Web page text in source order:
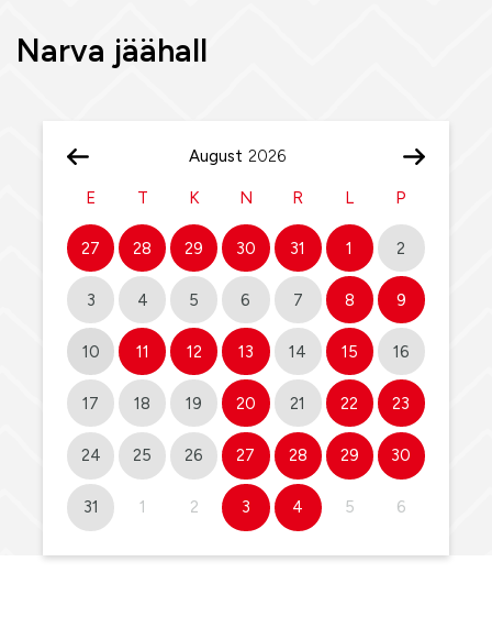
August
E T K N R L P
27 28 29 30 31 1 2
3 4 5 6 7 8 9
10 11 12 13 14 15 16
17 18 19 20 21 22 23
24 25 26 27 28 29 30
31 1 2 3 4 5 6
Narva jäähall